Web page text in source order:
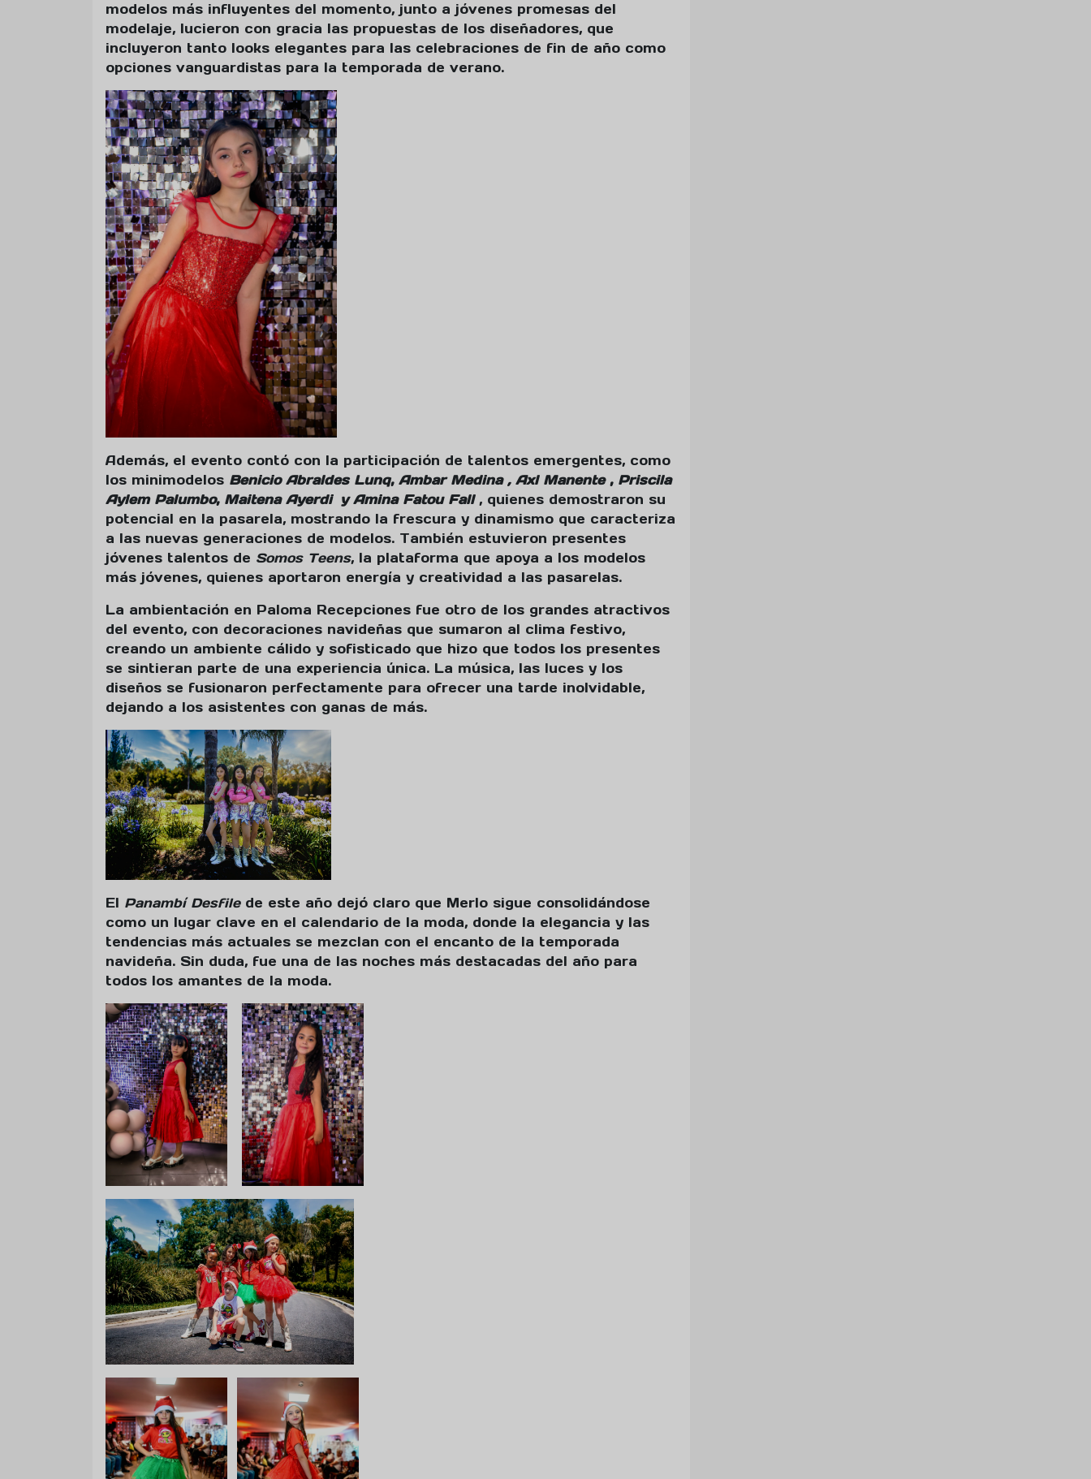
modelos más influyentes del momento, junto a jóvenes promesas del
modelaje, lucieron con gracia las propuestas de los diseñadores, que
incluyeron tanto looks elegantes para las celebraciones de fin de año como
opciones vanguardistas para la temporada de verano.
Además, el evento contó con la participación de talentos emergentes, como
los minimodelos Benicio Abraldes Lunq, Ambar Medina , Axl Manente, Priscila
Aylem Palumbo, Maitena Ayerdi y Amina Fatou Fall , quienes demostraron su
potencial en la pasarela, mostrando la frescura y dinamismo que caracteriza
a las nuevas generaciones de modelos. También estuvieron presentes
jóvenes talentos de Somos Teens, la plataforma que apoya a los modelos
más jóvenes, quienes aportaron energía y creatividad a las pasarelas.
La ambientación en Paloma Recepciones fue otro de los grandes atractivos
del evento, con decoraciones navideñas que sumaron al clima festivo,
creando un ambiente cálido y sofisticado que hizo que todos los presentes
se sintieran parte de una experiencia única. La música, las luces y los
diseños se fusionaron perfectamente para ofrecer una tarde inolvidable,
dejando a los asistentes con ganas de más.
El Panambí Desfilede este año dejó claro que Merlo sigue consolidándose
como un lugar clave en el calendario de la moda, donde la elegancia y las
tendencias más actuales se mezclan con el encanto de la temporada
navideña. Sin duda, fue una de las noches más destacadas del año para
todos los amantes de la moda.